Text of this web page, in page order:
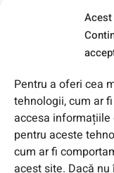
Pentru a oferi cea
tehnologii, cum ar
accesa informațiile
pentru aceste
cum ar fi
acest site. Dacă
Fotovoltaice in scoli